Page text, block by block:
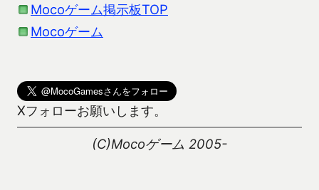
Mocoゲーム掲示板TOP
Mocoゲーム
Xフォローお願いします。
(C)Mocoゲーム 2005-